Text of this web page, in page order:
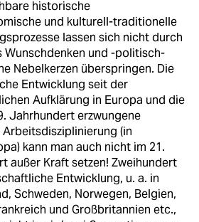
historische
und kulturell-traditionelle
lassen sich nicht durch
Wunschdenken und -politisch-
Nebelkerzen überspringen. Die
Entwicklung seit der
Aufklärung in Europa und die
Jahrhundert erzwungene
(in
kann man auch nicht im 21.
außer Kraft setzen! Zweihundert
Entwicklung, u. a. in
Schweden, Norwegen, Belgien,
und Großbritannien etc.,